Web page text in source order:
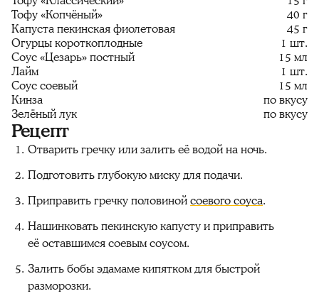
Тофу «Копчёный»
40 г
Капуста пекинская фиолетовая
45 г
Огурцы короткоплодные
1 шт.
Соус «Цезарь» постный
15 мл
Лайм
1 шт.
Соус соевый
15 мл
Кинза
по вкусу
Зелёный лук
по вкусу
Рецепт
Отварить гречку или залить её водой на ночь.
Подготовить глубокую миску для подачи.
Приправить гречку половинойсоевого соуса.
Нашинковать пекинскую капусту и приправить
её оставшимся соевым соусом.
Залить бобы эдамаме кипятком для быстрой
разморозки.